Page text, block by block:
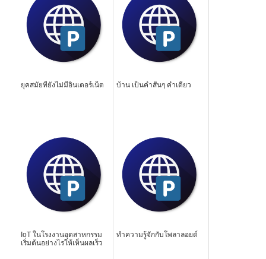
ยุคสมัยที่ยังไม่มีอินเตอร์เน็ต บ้าน เป็นคำสั้นๆ คำเดียว
IoT ในโรงงานอุตสาหกรรม
เริ่มต้นอย่างไรให้เห็นผลเร็ว
ทำความรู้จักกับโพลาลอยด์